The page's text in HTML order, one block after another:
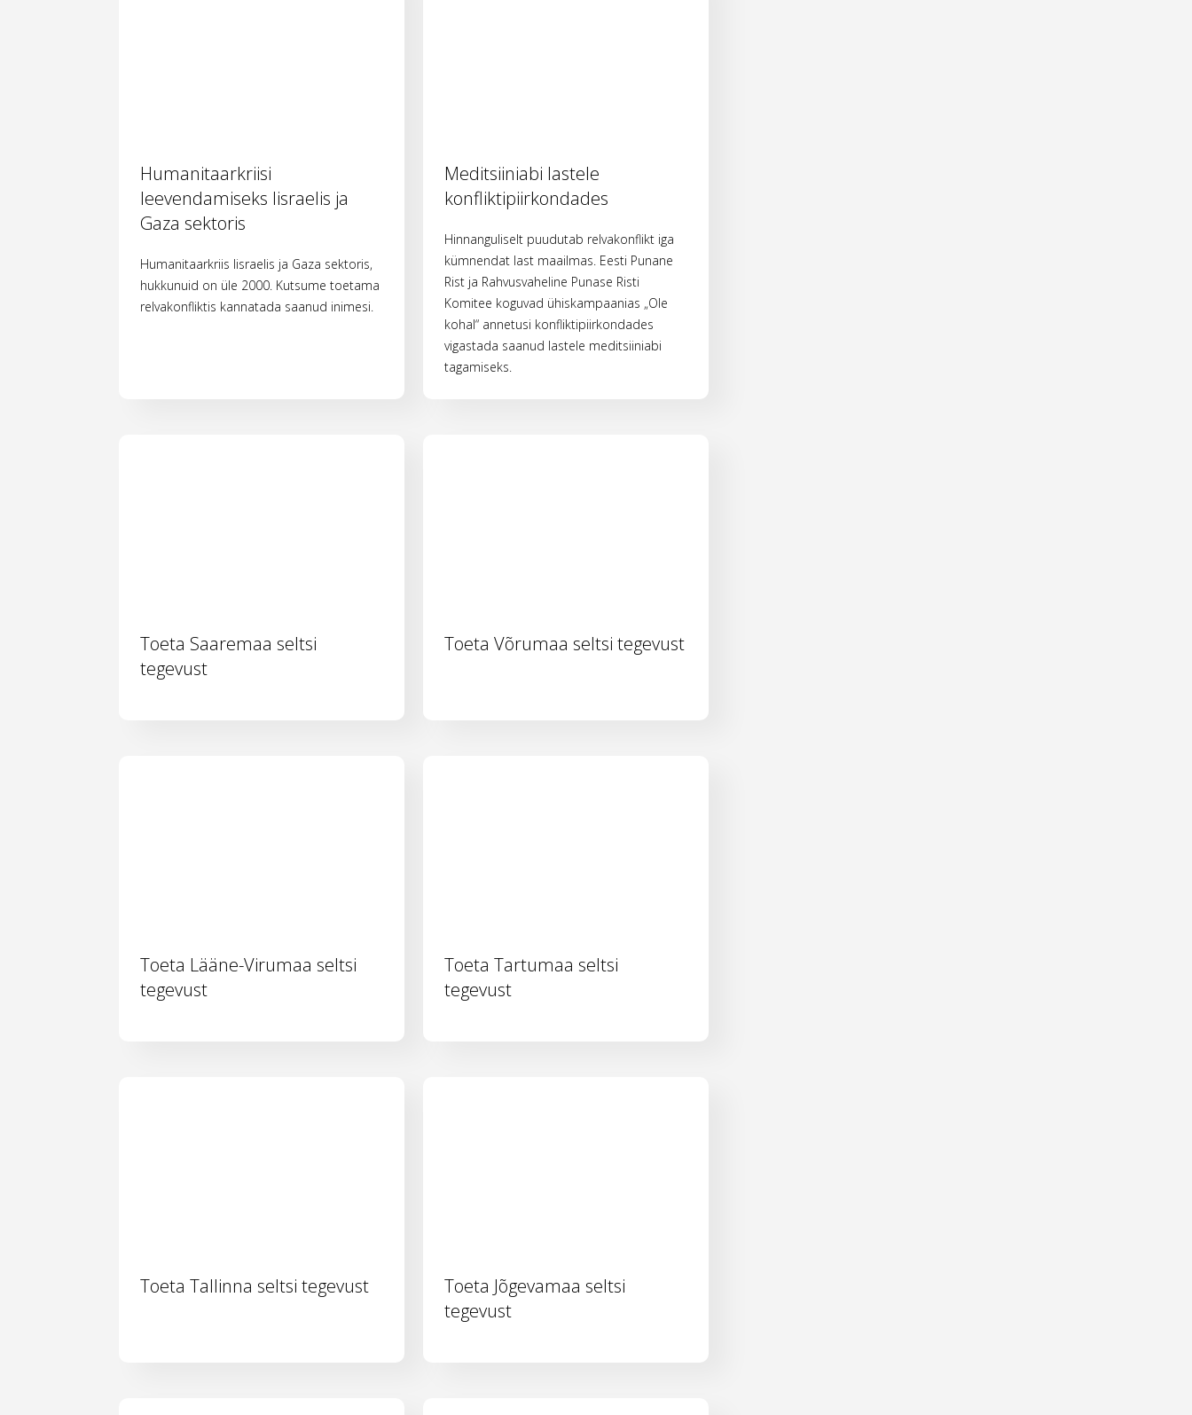
Humanitaarkriisi
leevendamiseks Iisraelis ja
Gaza sektoris
Humanitaarkriis Iisraelis ja Gaza sektoris,
hukkunuid on üle 2000. Kutsume toetama
relvakonfliktis kannatada saanud inimesi.
Meditsiiniabi lastele
konfliktipiirkondades
Hinnanguliselt puudutab relvakonflikt iga
kümnendat last maailmas. Eesti Punane
Rist ja Rahvusvaheline Punase Risti
Komitee koguvad ühiskampaanias „Ole
kohal“ annetusi konfliktipiirkondades
vigastada saanud lastele meditsiiniabi
tagamiseks.
Toeta Saaremaa seltsi
tegevust
Toeta Võrumaa seltsi tegevust
Toeta Lääne-Virumaa seltsi
tegevust
Toeta Tartumaa seltsi
tegevust
Toeta Tallinna seltsi tegevust
Toeta Jõgevamaa seltsi
tegevust